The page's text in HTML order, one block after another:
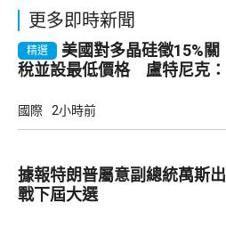
更多即時新聞
精選
美國對多晶硅徵15%關
稅並設最低價格 盧特尼克：
國際 2小時前
據報特朗普屬意副總統萬斯出
戰下屆大選